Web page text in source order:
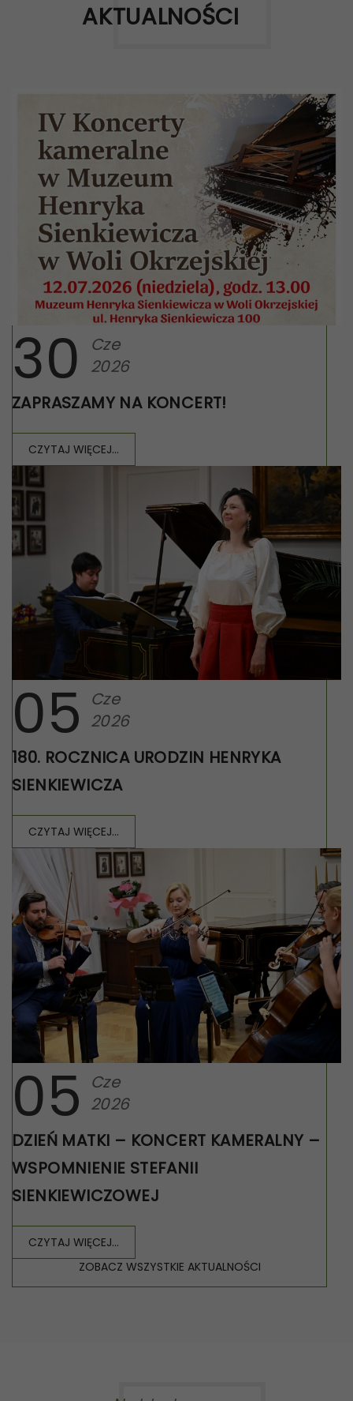
AKTUALNOŚCI
30
Cze
2026
ZAPRASZAMY NA KONCERT!
CZYTAJ WIĘCEJ...
05
Cze
2026
180. ROCZNICA URODZIN HENRYKA
SIENKIEWICZA
CZYTAJ WIĘCEJ...
05
Cze
2026
DZIEŃ MATKI – KONCERT KAMERALNY –
WSPOMNIENIE STEFANII
SIENKIEWICZOWEJ
CZYTAJ WIĘCEJ...
ZOBACZ WSZYSTKIE AKTUALNOŚCI